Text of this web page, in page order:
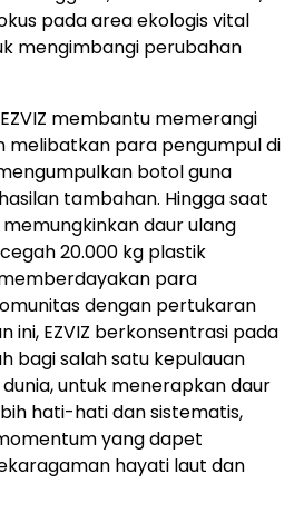
pada area ekologis vital
mengimbangi perubahan
membantu memerangi
melibatkan para pengumpul di
botol guna
tambahan. Hingga saat
daur ulang
20.000 kg plastik
para
dengan pertukaran
ini, EZVIZ berkonsentrasi pada
bagi salah satu kepulauan
untuk menerapkan daur
hati-hati dan sistematis,
yang dapet
hayati laut dan